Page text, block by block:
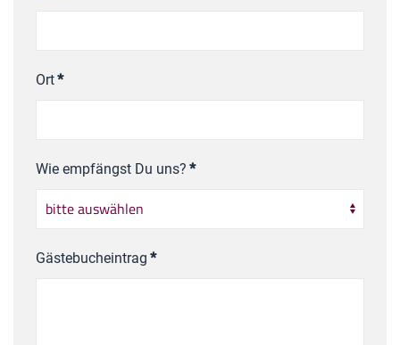
Ort*
Wie empfängst Du uns? *
Gästebucheintrag *